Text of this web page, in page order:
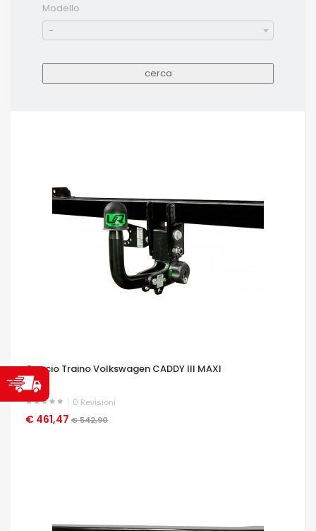
Modello
-
Gancio Traino Volkswagen CADDY III MAXI
0 Revisioni
€ 461,47 € 542,90
OCCHIATA VELOCE